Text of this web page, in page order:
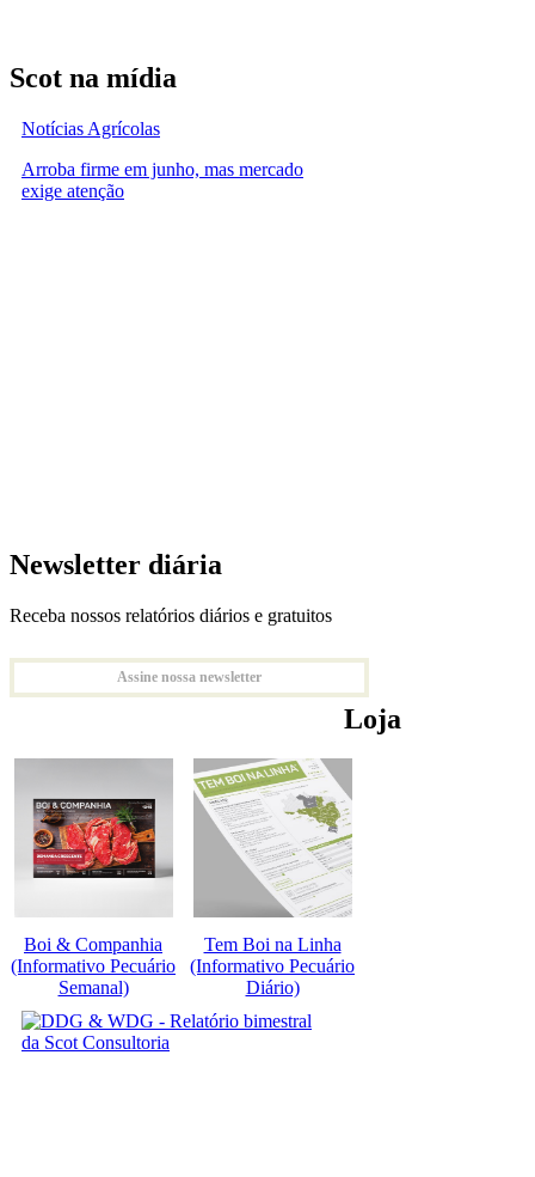
Scot na mídia
Notícias Agrícolas
Arroba firme em junho, mas mercado
exige atenção
Newsletter diária
Receba nossos relatórios diários e gratuitos
Assine nossa newsletter
Loja
Boi & Companhia
(Informativo Pecuário
Semanal)
Tem Boi na Linha
(Informativo Pecuário
Diário)